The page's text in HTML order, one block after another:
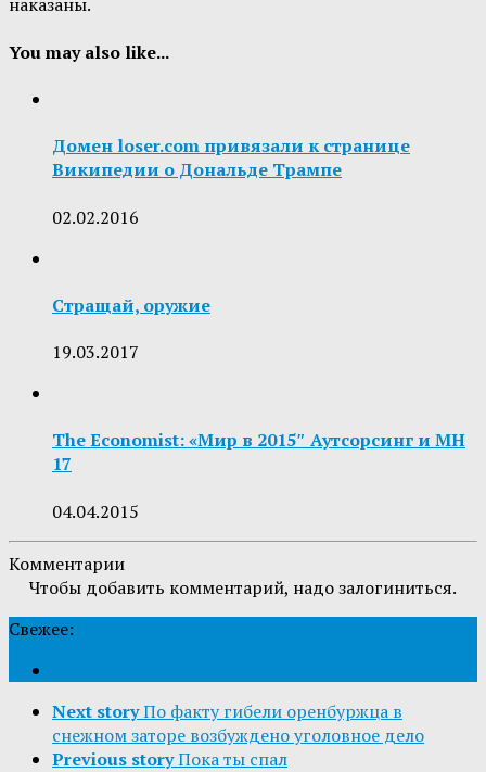
наказаны.
You may also like...
Домен loser.com привязали к странице
Википедии о Дональде Трампе
02.02.2016
Стращай, оружие
19.03.2017
The Economist: «Мир в 2015″ Аутсорсинг и MH
17
04.04.2015
Комментарии
Чтобы добавить комментарий, надо залогиниться.
Свежее:
Next storyПо факту гибели оренбуржца в
снежном заторе возбуждено уголовное дело
Previous storyПока ты спал